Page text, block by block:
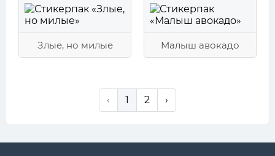
Злые, но милые Малыш авокадо
‹ 1 2 ›